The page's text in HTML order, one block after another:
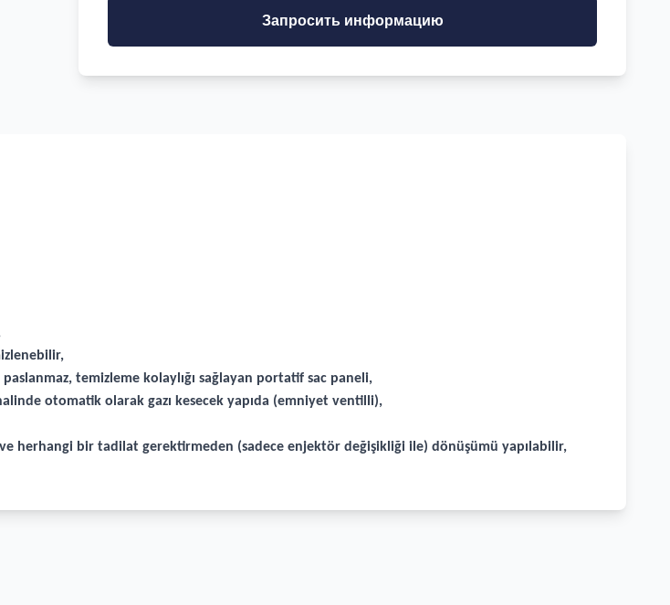
Запросить информацию
paslanmaz, temizleme kolaylığı sağlayan portatif sac paneli,
otomatik olarak gazı kesecek yapıda (emniyet ventilli),
ve herhangi bir tadilat gerektirmeden (sadece enjektör değişikliği ile) dönüşümü yapılabilir,